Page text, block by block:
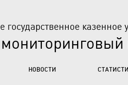
государственное казенное
НОВОСТИ